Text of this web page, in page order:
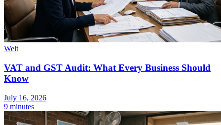
Welt
VAT and GST Audit: What Every Business Should
Know
July 16, 2026
9 minutes